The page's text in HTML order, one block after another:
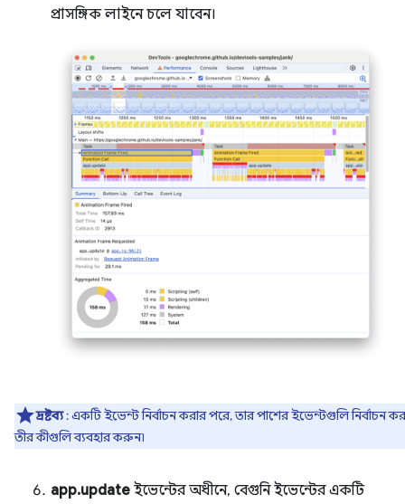
প্রাসঙ্গিক লাইনে চলে যাবেন।
দ্রষ্টব্য: একটি ইভেন্ট নির্বাচন করার পরে, তার পাশের ইভেন্টগুলি নির্বাচন
তীর কীগুলি ব্যবহার করুন৷
app.update ইভেন্টের অধীনে, বেগুনি ইভেন্টের একটি